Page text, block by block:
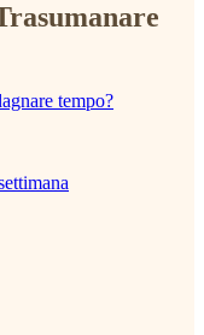
tempo?